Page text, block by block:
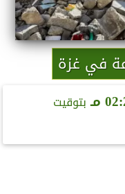
في غزة
مـ
بتوقيت